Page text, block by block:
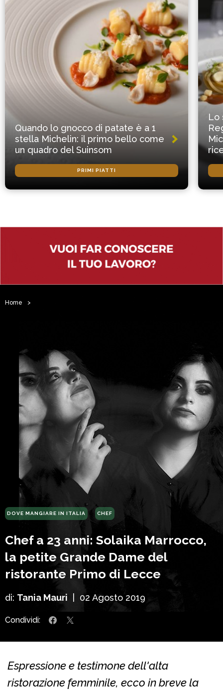
Quando lo gnocco di patate è a 1
stella Michelin: il primo bello come
un quadro del Suinsom
PRIMI PIATTI
Lo
Home >
DOVE MANGIARE IN ITALIA CHEF
Chef a 23 anni: Solaika Marrocco,
la petite Grande Dame del
ristorante Primo di Lecce
di: Tania Mauri 02 Agosto 2019
Condividi:
Espressione e testimone dell'alta
ristorazione femminile, ecco in breve la